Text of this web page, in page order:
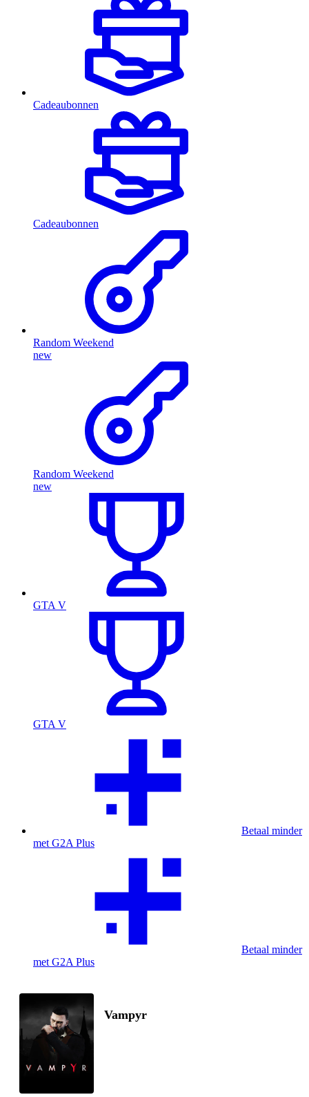
Cadeaubonnen
Cadeaubonnen
Random Weekend
new
Random Weekend
new
GTA V
GTA V
Betaal minder
met G2A Plus
Betaal minder
met G2A Plus
Vampyr